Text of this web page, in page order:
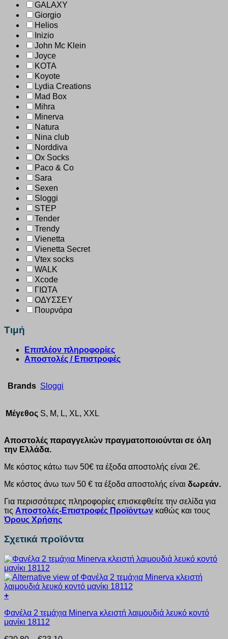
GALAXY
Giorgio
Helios
Inizio
John Mc Klein
Joyce
KOTA
Koyote
Lydia Creations
Mad Box
Mihra
Minerva
Natura
Nina club
Norddiva
Ox Socks
Paco & Co
Sara
Sexen
Sloggi
STEP
Tender
Trendy
Vienetta
Vienetta Secret
Vtex socks
WALK
Xcode
ΓΙΩΤΑ
ΟΔΥΣΣΕΥ
Πουρνάρα
Τιμή
Επιπλέον πληροφορίες
Αποστολές / Επιστροφές
Brands Sloggi
Μέγεθος S, M, L, XL, XXL
Αποστολές παραγγελιών πραγματοποιούνται σε όλη
την Ελλάδα.
Με κόστος κάτω των 50€ τα έξοδα αποστολής είναι 2€.
Με κόστος άνω των 50 € τα έξοδα αποστολής είναι δωρεάν.
Για περισσότερες πληροφορίες επισκεφθείτε την σελίδα για
τις Αποστολές-Επιστροφές Προϊόντων καθώς και τους
Όρους Χρήσης
Σχετικά προϊόντα
+
το
προϊόν
Φανέλα 2 τεμάχια Minerva κλειστή λαιμουδιά λευκό κοντό
μανίκι 18112